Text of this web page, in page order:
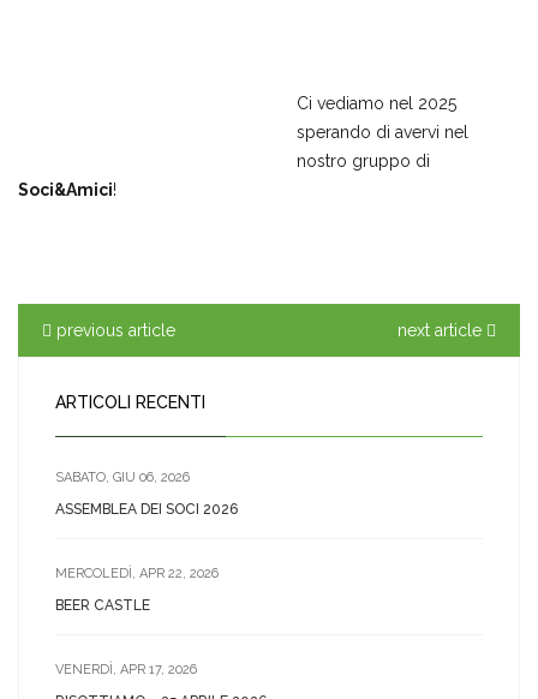
Ci vediamo nel 2025
sperando di avervi nel
nostro gruppo di
Soci&Amici!
previous article next article
ARTICOLI RECENTI
SABATO, GIU 06, 2026
ASSEMBLEA DEI SOCI 2026
MERCOLEDÌ, APR 22, 2026
BEER CASTLE
VENERDÌ, APR 17, 2026